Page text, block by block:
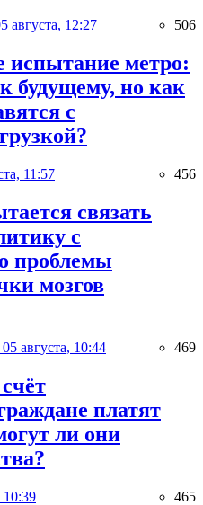
августа, 12:27 506
испытание метро:
будущему, но как
с
11:57 456
связать
с
проблемы
мозгов
05 августа, 10:44 469
платят
ли они
10:39 465